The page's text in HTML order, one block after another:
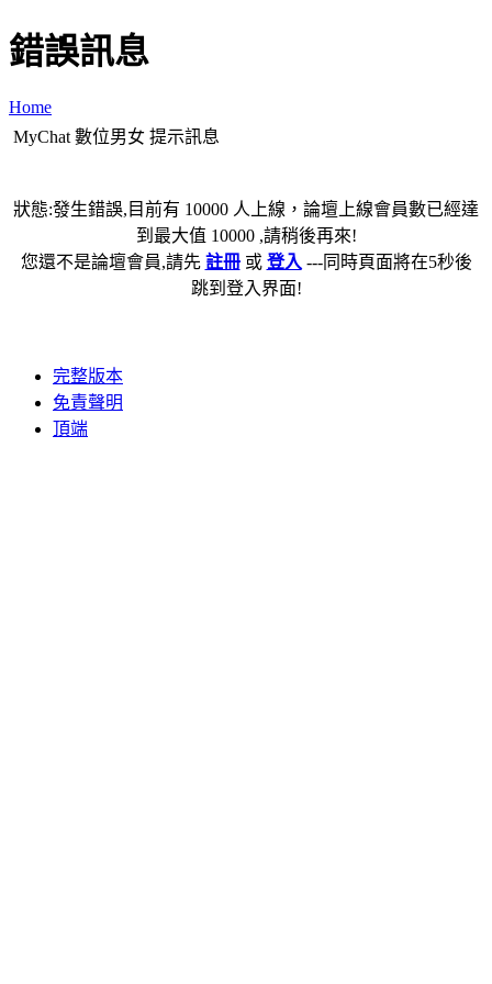
錯誤訊息
Home
MyChat 數位男女 提示訊息
狀態:發生錯誤,目前有 10000 人上線，論壇上線會員數已經達
到最大值 10000 ,請稍後再來!
您還不是論壇會員,請先 註冊或 登入 ---同時頁面將在5秒後
跳到登入界面!
完整版本
免責聲明
頂端